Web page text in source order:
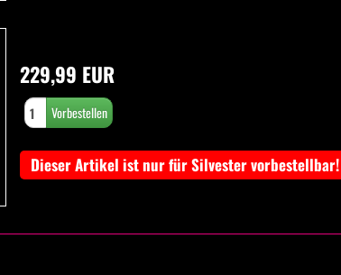
229,99 EUR
Dieser Artikel ist nur für Silvester vorbestellbar!